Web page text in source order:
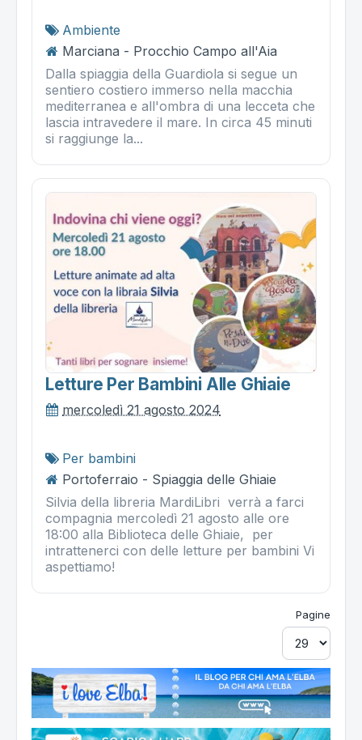
Ambiente
Marciana - Procchio Campo all'Aia
Dalla spiaggia della Guardiola si segue un
sentiero costiero immerso nella macchia
mediterranea e all'ombra di una lecceta che
lascia intravedere il mare. In circa 45 minuti
si raggiunge la...
Letture Per Bambini Alle Ghiaie
mercoledì 21 agosto 2024
Per bambini
Portoferraio - Spiaggia delle Ghiaie
Silvia della libreria MardiLibri verrà a farci
compagnia mercoledì 21 agosto alle ore
18:00 alla Biblioteca delle Ghiaie, per
intrattenerci con delle letture per bambini Vi
aspettiamo!
Pagine